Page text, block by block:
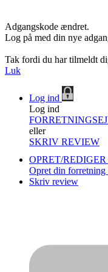
Adgangskode ændret.
Log på med din nye
Tak fordi du har tilmeldt
Luk
Log ind
Log ind
eller
SKRIV REVIEW
OPRET/
Opret din forretning
Skriv review